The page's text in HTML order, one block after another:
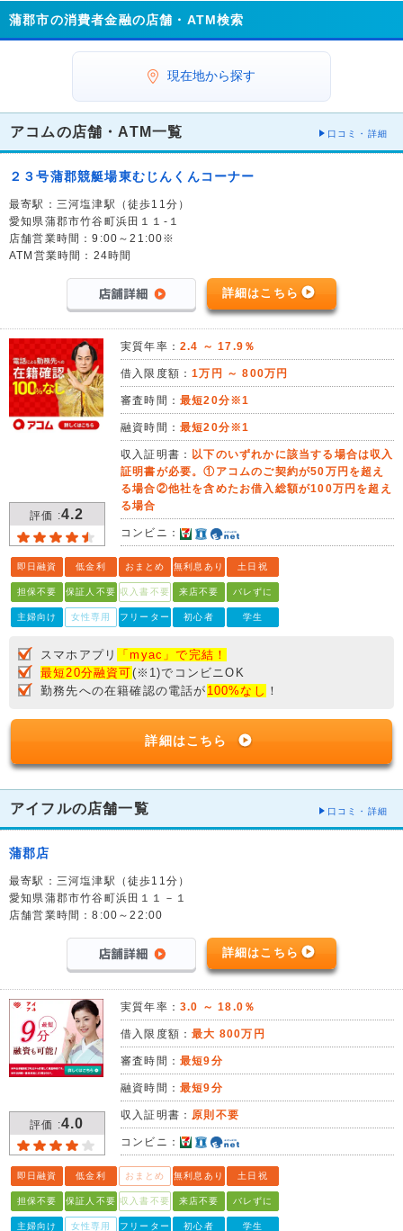
蒲郡市の消費者金融の店舗・ATM検索
現在地から探す
アコムの店舗・ATM一覧 口コミ・詳細
２３号蒲郡競艇場東むじんくんコーナー
最寄駅：三河塩津駅（徒歩11分）
愛知県蒲郡市竹谷町浜田１１-１
店舗営業時間：9:00～21:00※
ATM営業時間：24時間
詳細はこちら
評価 :4.2
実質年率： 2.4 ～ 17.9％
借入限度額：1万円 ～ 800万円
審査時間： 最短20分※1
融資時間： 最短20分※1
収入証明書： 以下のいずれかに該当する場合は収入
証明書が必要。①アコムのご契約が50万円を超え
る場合②他社を含めたお借入総額が100万円を超え
る場合
コンビニ：
即日融資 低金利 おまとめ 無利息あり 土日祝
担保不要 保証人不要 収入書不要 来店不要 バレずに
主婦向け 女性専用 フリーター 初心者 学生
スマホアプリ
「myac」で完結！
最短20分融資可(※1)でコンビニOK
勤務先への在籍確認の電話が 100%なし ！
詳細はこちら
アイフルの店舗一覧 口コミ・詳細
蒲郡店
最寄駅：三河塩津駅（徒歩11分）
愛知県蒲郡市竹谷町浜田１１－１
店舗営業時間：8:00～22:00
詳細はこちら
評価 :4.0
実質年率： 3.0 ～ 18.0％
借入限度額：最大 800万円
審査時間： 最短9分
融資時間： 最短9分
収入証明書： 原則不要
コンビニ：
即日融資 低金利 おまとめ 無利息あり 土日祝
担保不要 保証人不要 収入書不要 来店不要 バレずに
主婦向け 女性専用 フリーター 初心者 学生